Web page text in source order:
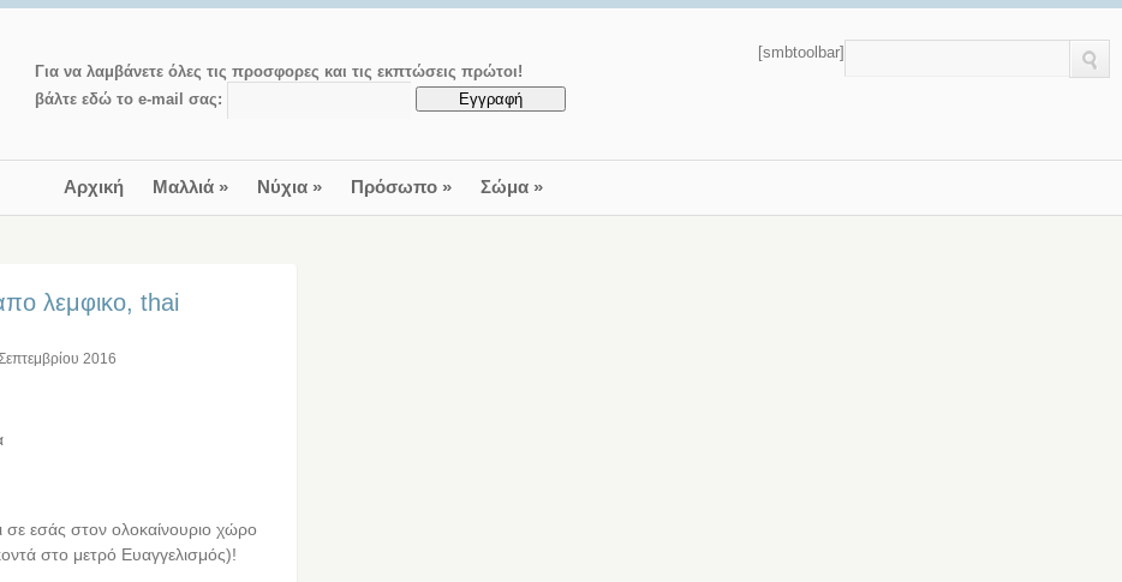
Για να λαμβάνετε όλες τις προσφορες και τις εκπτώσεις πρώτοι!
βάλτε εδώ το e-mail σας:
[smbtoolbar]
Αρχική Μαλλιά» Νύχια» Πρόσωπο» Σώμα»
λεμφικο, thai
2016
σε εσάς στον ολοκαίνουριο χώρο
στο μετρό Ευαγγελισμός)!